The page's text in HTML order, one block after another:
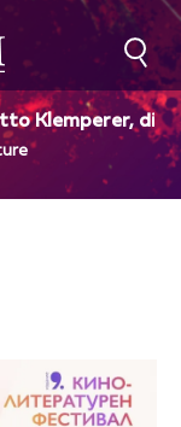
Klemperer, dir